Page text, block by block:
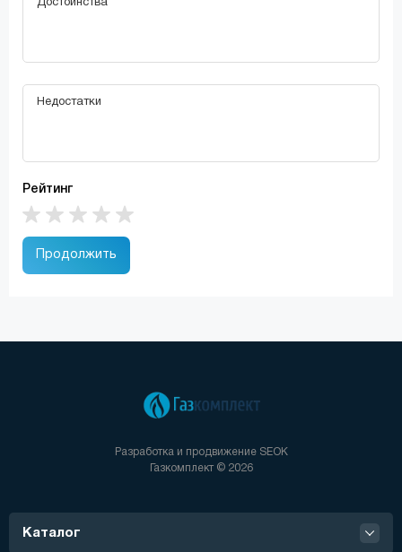
Рейтинг
Продолжить
Разработка и продвижение SEOK
Газкомплект © 2026
Каталог